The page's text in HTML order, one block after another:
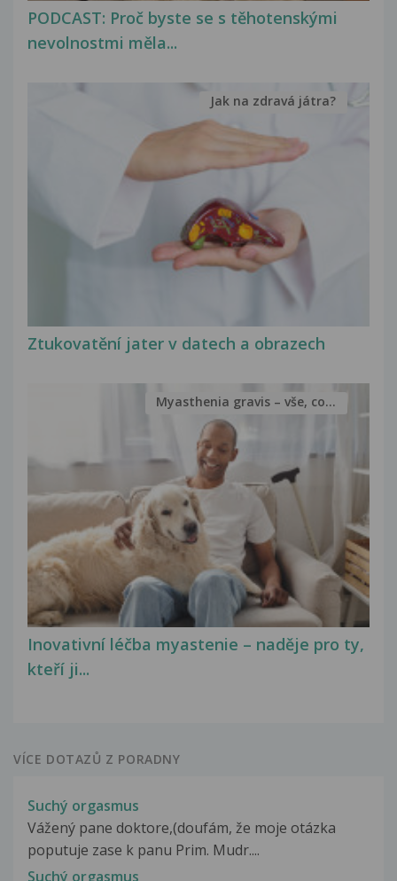
PODCAST: Proč byste se s těhotenskými
nevolnostmi měla...
Ztukovatění jater v datech a obrazech
Jak na zdravá játra?
Inovativní léčba myastenie – naděje pro ty,
kteří ji...
Myasthenia gravis – vše, co...
VÍCE DOTAZŮ Z PORADNY
Suchý orgasmus
Vážený pane doktore,(doufám, že moje otázka
poputuje zase k panu Prim. Mudr....
Suchý orgasmus